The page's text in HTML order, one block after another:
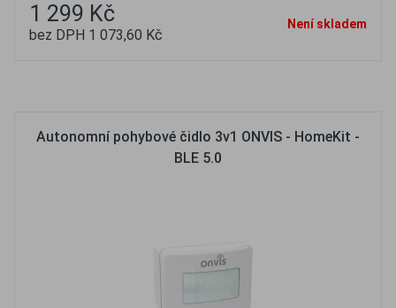
1 299 Kč
bez DPH 1 073,60 Kč
Není skladem
Autonomní pohybové čidlo 3v1 ONVIS - HomeKit -
BLE 5.0